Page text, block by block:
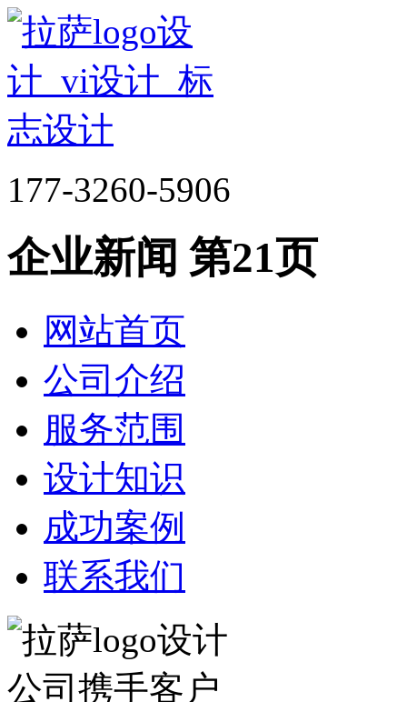
177-3260-5906
企业新闻 第21页
网站首页
公司介绍
服务范围
设计知识
成功案例
联系我们